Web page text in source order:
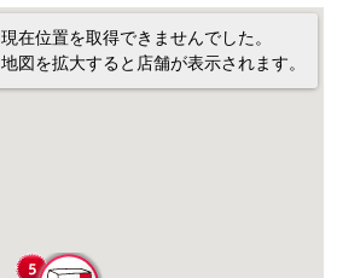
現在位置を取得できませんでした。
地図を拡大すると店舗が表示されます。